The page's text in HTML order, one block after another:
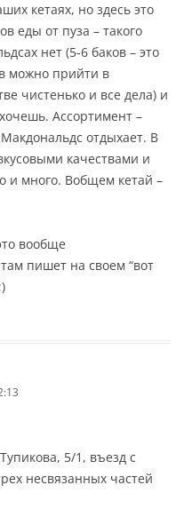
кетаях, но здесь это
еды от пуза – такого
нет (5-6 баков – это
можно прийти в
чистенько и все дела) и
Ассортимент –
отдыхает. В
качествами и
и много. Вобщем кетай –
вообще
пишет на своем “вот
5/1, въезд с
несвязанных частей